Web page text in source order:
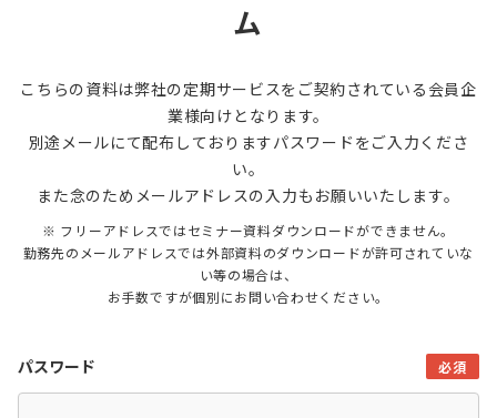
ム
こちらの資料は弊社の定期サービスをご契約されている会員企
業様向けとなります。
別途メールにて配布しておりますパスワードをご入力くださ
い。
また念のためメールアドレスの入力もお願いいたします。
※ フリーアドレスではセミナー資料ダウンロードができません。
勤務先のメールアドレスでは外部資料のダウンロードが許可されていな
い等の場合は、
お手数ですが個別にお問い合わせください。
パスワード 必須